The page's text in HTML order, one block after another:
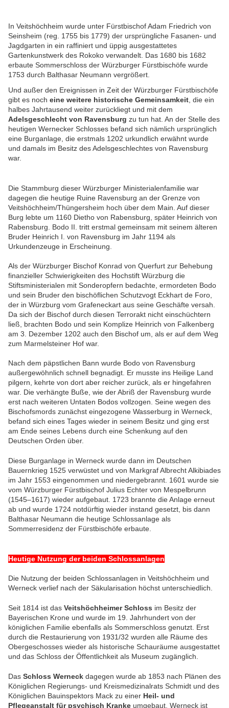
In Veitshöchheim wurde unter Fürstbischof Adam Friedrich von
Seinsheim (reg. 1755 bis 1779) der ursprüngliche Fasanen- und
Jagdgarten in ein raffiniert und üppig ausgestattetes
Gartenkunstwerk des Rokoko verwandelt. Das 1680 bis 1682
erbaute Sommerschloss der Würzburger Fürstbischöfe wurde
1753 durch Balthasar Neumann vergrößert.
Und außer den Ereignissen in Zeit der Würzburger Fürstbischöfe
gibt es noch eine weitere historische Gemeinsamkeit , die ein
halbes Jahrtausend weiter zurückliegt und mit dem
Adelsgeschlecht von Ravensburg zu tun hat. An der Stelle des
heutigen Wernecker Schlosses befand sich nämlich ursprünglich
eine Burganlage, die erstmals 1202 urkundlich erwähnt wurde
und damals im Besitz des Adelsgeschlechtes von Ravensburg
war.
Die Stammburg dieser Würzburger Ministerialenfamilie war
dagegen die heutige Ruine Ravensburg an der Grenze von
Veitshöchheim/Thüngersheim hoch über dem Main. Auf dieser
Burg lebte um 1160 Dietho von Rabensburg, später Heinrich von
Rabensburg. Bodo II. tritt erstmal gemeinsam mit seinem älteren
Bruder Heinrich I. von Ravensburg im Jahr 1194 als
Urkundenzeuge in Erscheinung.
Als der Würzburger Bischof Konrad von Querfurt zur Behebung
finanzieller Schwierigkeiten des Hochstift Würzburg die
Stiftsministerialen mit Sonderopfern bedachte, ermordeten Bodo
und sein Bruder den bischöflichen Schutzvogt Eckhart de Foro,
der in Würzburg vom Grafeneckart aus seine Geschäfte versah.
Da sich der Bischof durch diesen Terrorakt nicht einschüchtern
ließ, brachten Bodo und sein Komplize Heinrich von Falkenberg
am 3. Dezember 1202 auch den Bischof um, als er auf dem Weg
zum Marmelsteiner Hof war.
Nach dem päpstlichen Bann wurde Bodo von Ravensburg
außergewöhnlich schnell begnadigt. Er musste ins Heilige Land
pilgern, kehrte von dort aber reicher zurück, als er hingefahren
war. Die verhängte Buße, wie der Abriß der Ravensburg wurde
erst nach weiteren Untaten Bodos vollzogen. Seine wegen des
Bischofsmords zunächst eingezogene Wasserburg in Werneck,
befand sich eines Tages wieder in seinem Besitz und ging erst
am Ende seines Lebens durch eine Schenkung auf den
Deutschen Orden über.
Diese Burganlage in Werneck wurde dann im Deutschen
Bauernkrieg 1525 verwüstet und von Markgraf Albrecht Alkibiades
im Jahr 1553 eingenommen und niedergebrannt. 1601 wurde sie
vom Würzburger Fürstbischof Julius Echter von Mespelbrunn
(1545–1617) wieder aufgebaut. 1723 brannte die Anlage erneut
ab und wurde 1724 notdürftig wieder instand gesetzt, bis dann
Balthasar Neumann die heutige Schlossanlage als
Sommerresidenz der Fürstbischöfe erbaute.
Heutige Nutzung der beiden Schlossanlagen
Die Nutzung der beiden Schlossanlagen in Veitshöchheim und
Werneck verlief nach der Säkularisation höchst unterschiedlich.
Seit 1814 ist das Veitshöchheimer Schloss im Besitz der
Bayerischen Krone und wurde im 19. Jahrhundert von der
königlichen Familie ebenfalls als Sommerschloss genutzt. Erst
durch die Restaurierung von 1931/32 wurden alle Räume des
Obergeschosses wieder als historische Schauräume ausgestattet
und das Schloss der Öffentlichkeit als Museum zugänglich.
Das Schloss Werneck dagegen wurde ab 1853 nach Plänen des
Königlichen Regierungs- und Kreismedizinalrats Schmidt und des
Königlichen Bauinspektors Mack zu einer Heil- und
Pflegeanstalt für psychisch Kranke umgebaut. Werneck ist